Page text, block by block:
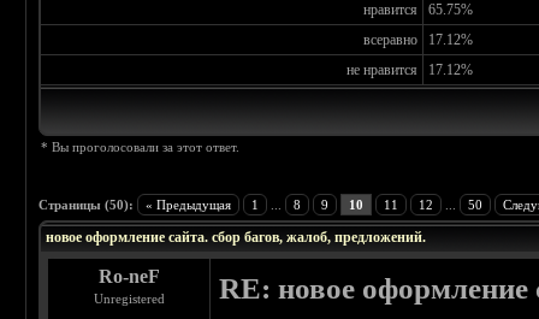
нравится
65.75%
всеравно
17.12%
не нравится
17.12%
* Вы проголосовали за этот ответ.
Страницы (50): « Предыдущая 1 8 9 10 11 12 50
новое оформление сайта. сбор багов, жалоб, предложений.
Ro-neF
Unregistered RE: новое оформление